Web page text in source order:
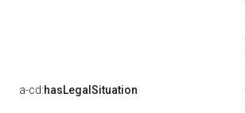
a-cd:hasLegalSituation